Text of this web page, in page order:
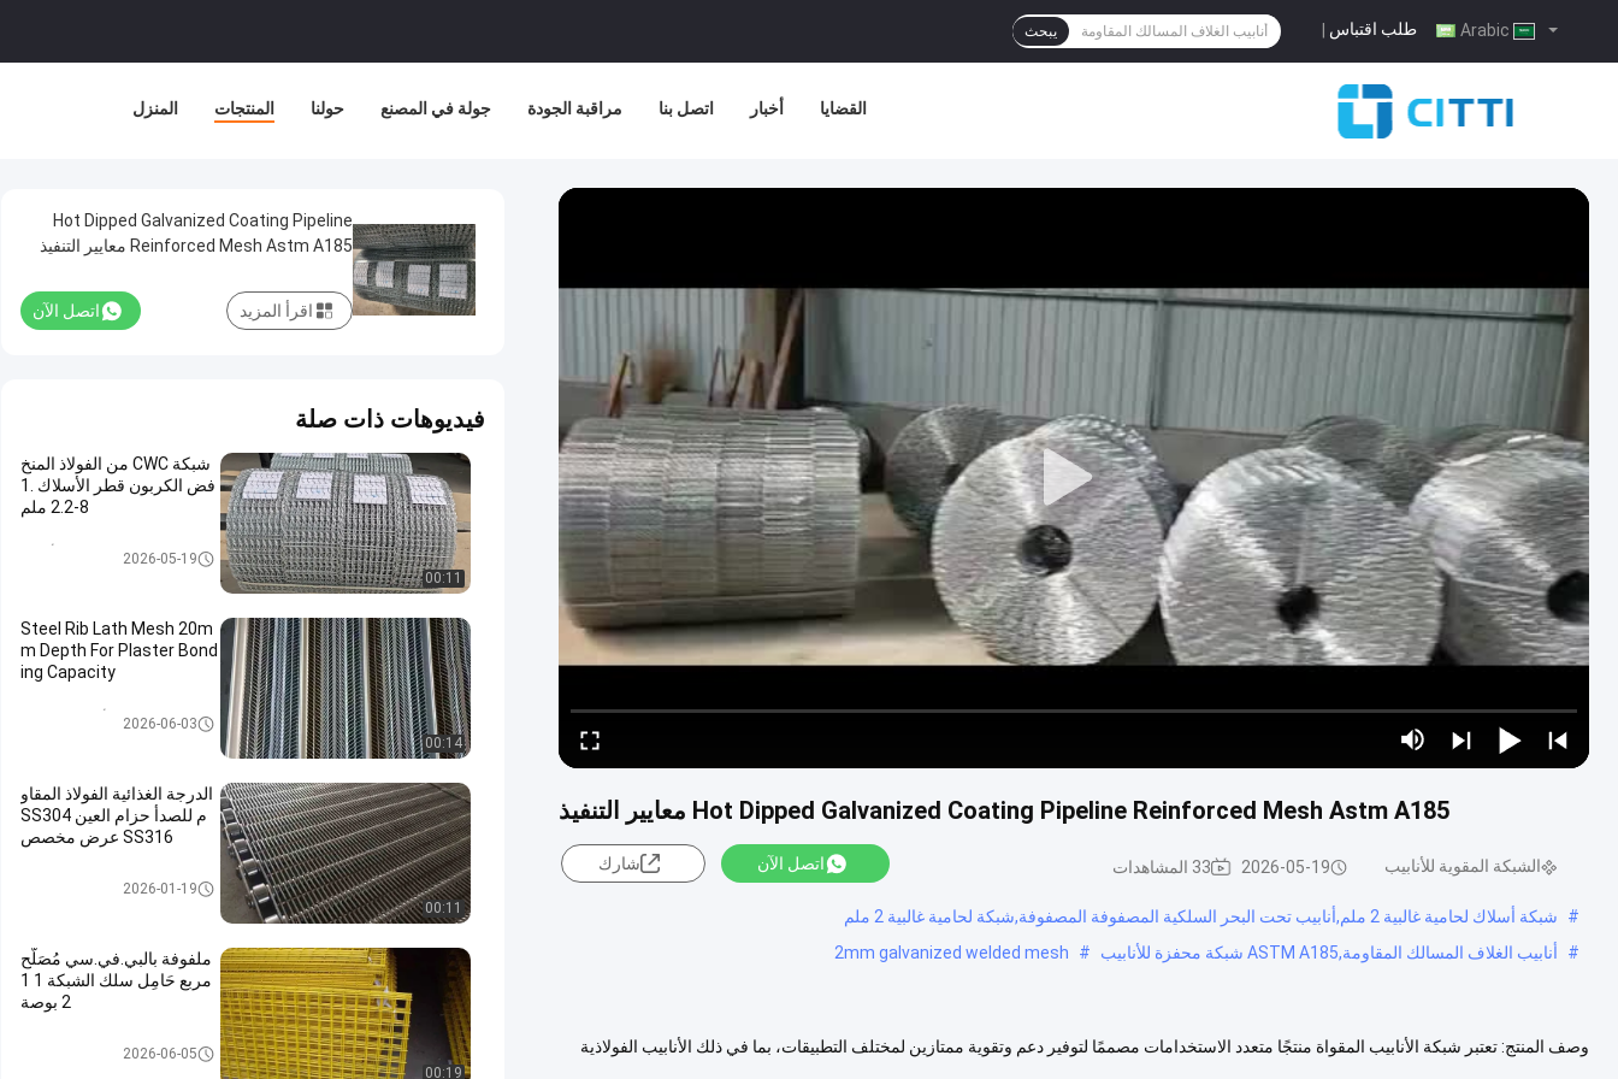
طلب اقتباس يبحث
المنزل المنتجات حولنا جولة في المصنع مراقبة الجودة اتصل بنا أخبار القضايا
Hot Dipped Galvanized Coating Pipeline Reinforced Mesh Astm A185 معايير التنفيذ
الشبكة المقوية للأنابيب 2026-05-19 33 المشاهدات اتصل الآن شارك
#
شبكة أسلاك لحامية غالبية 2 ملم,أنابيب تحت البحر السلكية المصفوفة المصفوفة,شبكة لحامية غالبية 2 ملم
#
أنابيب الغلاف المسالك المقاومة,ASTM A185 شبكة محفزة للأنابيب #
2mm galvanized welded mesh
وصف المنتج: تعتبر شبكة الأنابيب المقواة منتجًا متعدد الاستخدامات مصممًا لتوفير دعم وتقوية ممتازين لمختلف التطبيقات، بما في ذلك الأنابيب الفولاذية
Hot Dipped Galvanized Coating Pipeline
Reinforced Mesh Astm A185 معايير التنفيذ
اتصل الآن اقرأ المزيد
فيديوهات ذات صلة
00:11
شبكة CWC من الفولاذ المنخ
فض الكربون قطر الأسلاك 1.
8-2.2 ملم
الشبكة المقوية للأنابيب2026-05-19
00:14
Steel Rib Lath Mesh 20m
m Depth For Plaster Bond
ing Capacity
توسيع شبكة الأسلاك المعدنية
2026-06-03
00:11
الدرجة الغذائية الفولاذ المقاو
م للصدأ حزام العين SS304
SS316 عرض مخصص
حزام النقل المعدني2026-01-19
00:19
ملفوفة بالبي.في.سي مُصَلَّح
مربع حَامِل سلك الشبكة 1 1
2 بوصة
شبكة سلكية ملحومة2026-06-05